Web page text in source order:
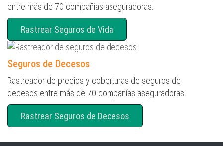
entre más de 70 compañías aseguradoras.
Rastrear Seguros de Vida
Seguros de Decesos
Rastreador de precios y coberturas de seguros de
decesos entre más de 70 compañías aseguradoras.
Rastrear Seguros de Decesos